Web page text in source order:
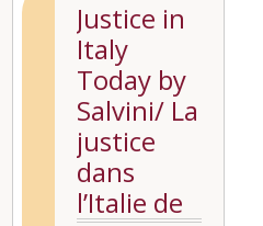
Justice in
Italy
Today by
Salvini/ La
justice
dans
l’Italie de